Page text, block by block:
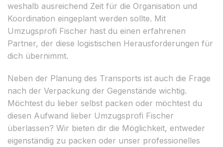
weshalb ausreichend Zeit für die Organisation und
Koordination eingeplant werden sollte. Mit
Umzugsprofi Fischer hast du einen erfahrenen
Partner, der diese logistischen Herausforderungen für
dich übernimmt.
Neben der Planung des Transports ist auch die Frage
nach der Verpackung der Gegenstände wichtig.
Möchtest du lieber selbst packen oder möchtest du
diesen Aufwand lieber Umzugsprofi Fischer
überlassen? Wir bieten dir die Möglichkeit, entweder
eigenständig zu packen oder unser professionelles